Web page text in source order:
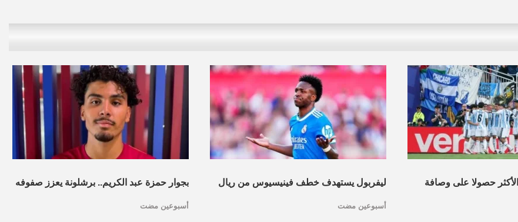
الأكثر حصولا على وصافة ليفربول يستهدف خطف فينيسيوس من ريال
أسبوعين مضت
بجوار حمزة عبد الكريم.. برشلونة يعزز صفوفه
أسبوعين مضت